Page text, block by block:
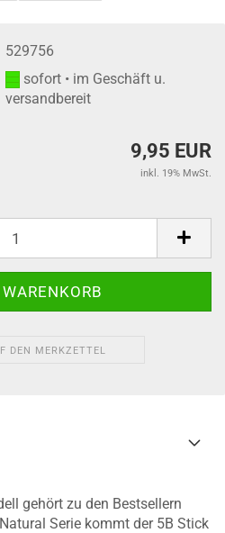
529756
sofort • im Geschäft u.
versandbereit
9,95 EUR
inkl. 19% MwSt.
DEN MERKZETTEL
gehört zu den Bestsellern
Serie kommt der 5B Stick